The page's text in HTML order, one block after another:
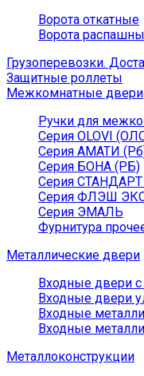
Ворота откатные
Ворота
Грузоперевозки.
Защитные роллеты
Межкомнатные двери
Ручки для
Серия OLOVI
Серия АМАТИ
Серия БОНА (РБ)
Серия
Серия ФЛЭШ
Серия ЭМАЛЬ
Фурнитура
Металлические двери
Входные двери
Входные двери
Входные
Входные
Металлоконструкции